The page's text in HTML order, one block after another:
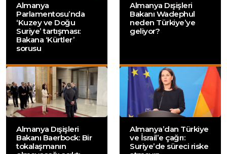
Almanya
Parlamentosu’nda
‘Kuzey ve Doğu
Suriye’ tartışması:
Bakana ‘Kürtler’
sorusu
Almanya Dışişleri
Bakanı Wadephul
neden Türkiye’ye
geliyor?
Almanya Dışişleri
Bakanı Baerbock: Bir
tokalaşmanın
Almanya’dan Türkiye
ve İsrail’e çağrı:
Suriye’de süreci riske